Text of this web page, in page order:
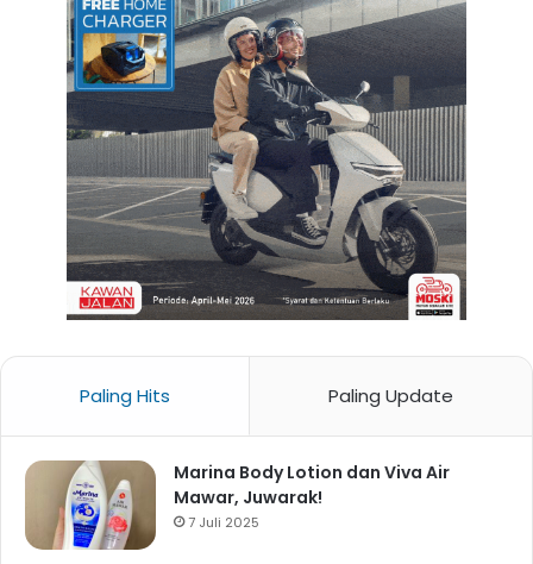
Paling Hits Paling Update
Marina Body Lotion dan Viva Air
Mawar, Juwarak!
7 Juli 2025